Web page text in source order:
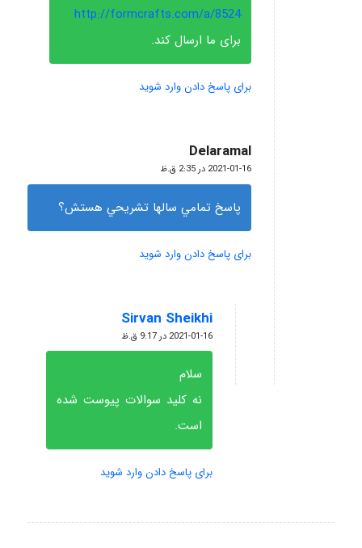
http://formcrafts.com/a/8524
برای ما ارسال کند.
برای پاسخ دادن وارد شوید
Delaramal
گفته:
2021-01-16 در 2:35 ق.ظ
پاسخ تمامي سالها تشريحي هستش؟
برای پاسخ دادن وارد شوید
Sirvan Sheikhi
گفته:
2021-01-16 در 9:17 ق.ظ
سلام
نه کلید سوالات پیوست شده
است.
برای پاسخ دادن وارد شوید